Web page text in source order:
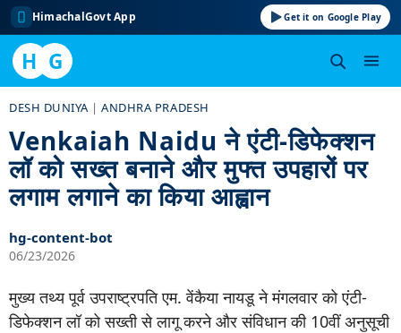
HimachalGovt App Get it on Google Play
H G
content
DESH DUNIYA |ANDHRA PRADESH
Venkaiah Naidu ने एंटी-डिफेक्शन
लॉ को सख्त बनाने और मुफ्त उपहारों पर
लगाम लगाने का किया आह्वान
hg-content-bot
06/23/2026
मुख्य तथ्य पूर्व उपराष्ट्रपति एम. वेंकैया नायडू ने मंगलवार को एंटी-
डिफेक्शन लॉ को सख्ती से लागू करने और संविधान की 10वीं अनुसूची